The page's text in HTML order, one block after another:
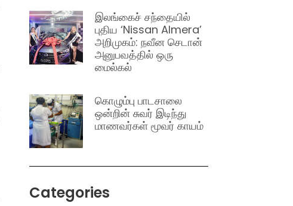
இலங்கைச் சந்தையில்
புதிய ‘Nissan Almera’
அறிமுகம்: நவீன செடான்
அனுபவத்தில் ஒரு
மைல்கல்
கொழும்பு பாடசாலை
ஒன்றின் சுவர் இடிந்து
மாணவர்கள் மூவர் காயம்
Categories